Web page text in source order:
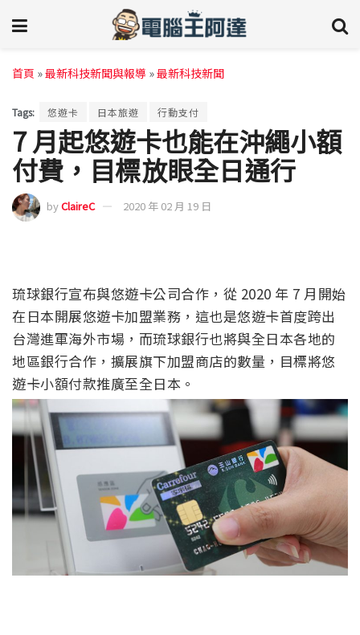
首頁 »最新科技新聞與報導 »最新科技新聞
Tags: 悠遊卡 日本旅遊 行動支付
7 月起悠遊卡也能在沖繩小額
付費，目標放眼全日通行
byClaireC 2020 年 02 月 19 日
琉球銀行宣布與悠遊卡公司合作，從 2020 年 7 月開始
在日本開展悠遊卡加盟業務，這也是悠遊卡首度跨出
台灣進軍海外市場，而琉球銀行也將與全日本各地的
地區銀行合作，擴展旗下加盟商店的數量，目標將悠
遊卡小額付款推廣至全日本。